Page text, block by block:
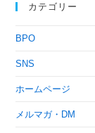
カテゴリー
BPO
SNS
ホームページ
メルマガ・DM